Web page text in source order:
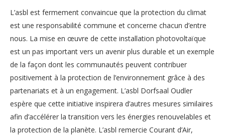
L’asbl est fermement convaincue que la protection du climat
est une responsabilité commune et concerne chacun d’entre
nous. La mise en œuvre de cette installation photovoltaïque
est un pas important vers un avenir plus durable et un exemple
de la façon dont les communautés peuvent contribuer
positivement à la protection de l’environnement grâce à des
partenariats et à un engagement. L’asbl Dorfsaal Oudler
espère que cette initiative inspirera d’autres mesures similaires
afin d’accélérer la transition vers les énergies renouvelables et
la protection de la planète. L’asbl remercie Courant d’Air,